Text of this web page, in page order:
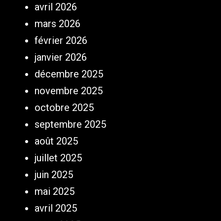
avril 2026
mars 2026
février 2026
janvier 2026
décembre 2025
novembre 2025
octobre 2025
septembre 2025
août 2025
juillet 2025
juin 2025
mai 2025
avril 2025